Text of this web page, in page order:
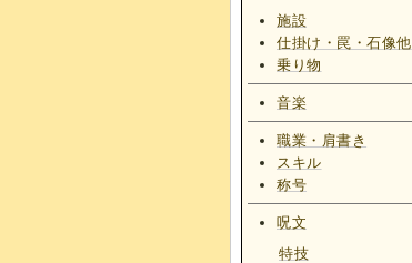
施設
仕掛け・罠・石像他
乗り物
音楽
職業・肩書き
スキル
称号
呪文
特技